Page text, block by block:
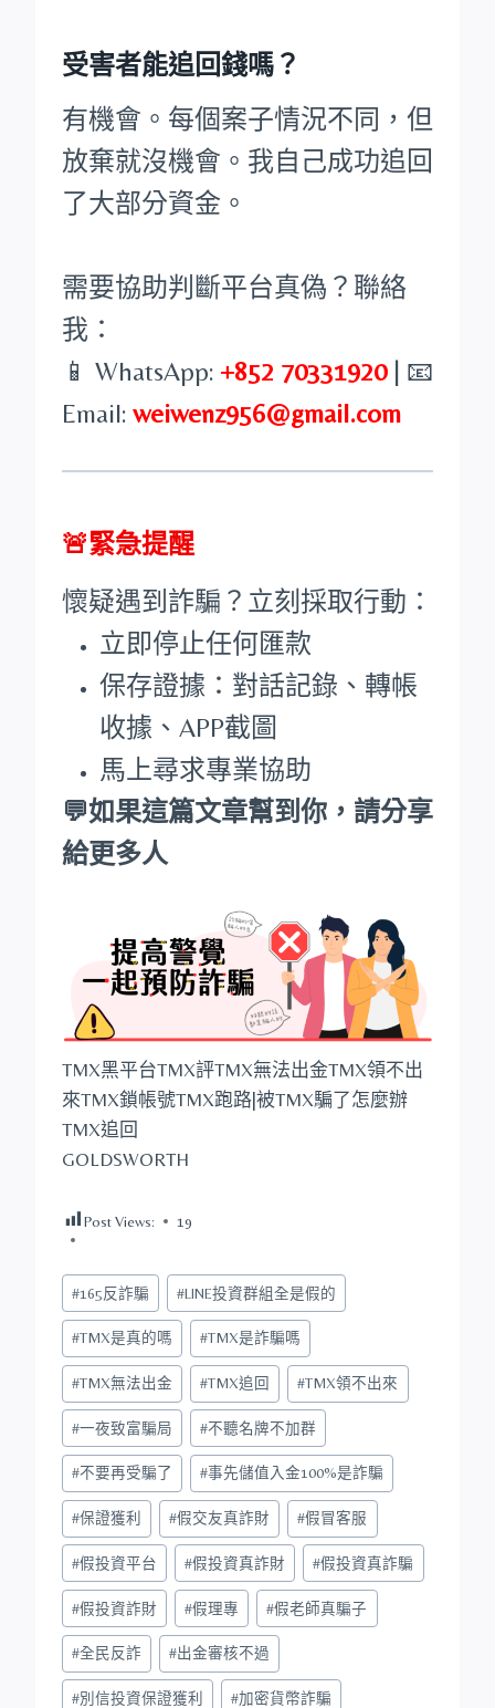
受害者能追回錢嗎？
有機會。每個案子情況不同，但
放棄就沒機會。我自己成功追回
了大部分資金。
需要協助判斷平台真偽？聯絡
我：
📱 WhatsApp: +852 70331920| 📧
Email: weiwenz956@gmail.com
🚨緊急提醒
懷疑遇到詐騙？立刻採取行動：
立即停止任何匯款
保存證據：對話記錄、轉帳
收據、APP截圖
馬上尋求專業協助
💬如果這篇文章幫到你，請分享
給更多人
TMX黑平台TMX評TMX無法出金TMX領不出
來TMX鎖帳號TMX跑路|被TMX騙了怎麼辦
TMX追回
GOLDSWORTH
Post Views: 19
Post
Tags:
#165反詐騙 #LINE投資群組全是假的
#TMX是真的嗎 #TMX是詐騙嗎
#TMX無法出金 #TMX追回 #TMX領不出來
#一夜致富騙局 #不聽名牌不加群
#不要再受騙了 #事先儲值入金100%是詐騙
#保證獲利 #假交友真詐財 #假冒客服
#假投資平台 #假投資真詐財 #假投資真詐騙
#假投資詐財 #假理專 #假老師真騙子
#全民反詐 #出金審核不過
#別信投資保證獲利 #加密貨幣詐騙